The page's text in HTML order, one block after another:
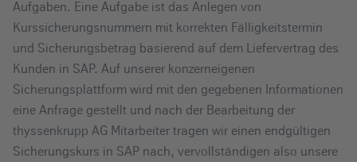
Aufgaben. Eine Aufgabe ist das Anlegen von
Kurssicherungsnummern mit korrekten Fälligkeitstermin
und Sicherungsbetrag basierend auf dem Liefervertrag des
Kunden in SAP. Auf unserer konzerneigenen
Sicherungsplattform wird mit den gegebenen Informationen
eine Anfrage gestellt und nach der Bearbeitung der
thyssenkrupp AG Mitarbeiter tragen wir einen endgültigen
Sicherungskurs in SAP nach, vervollständigen also unsere